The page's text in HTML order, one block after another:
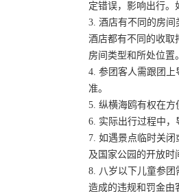
定错误，影响出行。
3. 酒店有不同的房间
酒店都有不同的收取
房间类型和所处位置
4. 参团客人需跟团上
准。
5. 纵横海鸥有权在
6. 实际出行过程中
7. 如遇景点临时关
及国家公园的开放时
8. 八岁以下儿童参
造成的违规和罚金由